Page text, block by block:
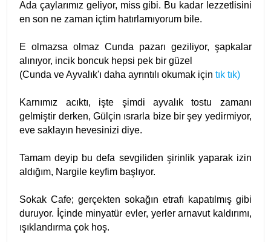
Ada çaylarımız geliyor, miss gibi. Bu kadar lezzetlisini
en son ne zaman içtim hatırlamıyorum bile.
E olmazsa olmaz Cunda pazarı geziliyor, şapkalar
alınıyor, incik boncuk hepsi pek bir güzel
(Cunda ve Ayvalık'ı daha ayrıntılı okumak için tık tık)
Karnımız acıktı, işte şimdi ayvalık tostu zamanı
gelmiştir derken, Gülçin ısrarla bize bir şey yedirmiyor,
eve saklayın hevesinizi diye.
Tamam deyip bu defa sevgiliden şirinlik yaparak izin
aldığım, Nargile keyfim başlıyor.
Sokak Cafe; gerçekten sokağın etrafı kapatılmış gibi
duruyor. İçinde minyatür evler, yerler arnavut kaldırımı,
ışıklandırma çok hoş.